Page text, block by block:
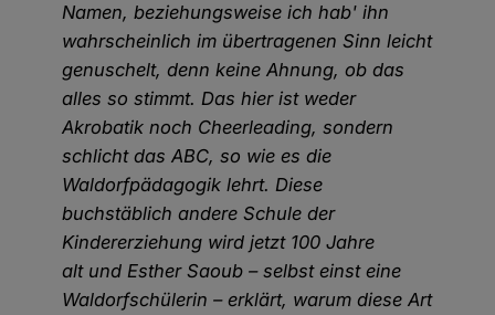
Namen, beziehungsweise ich hab' ihn
wahrscheinlich im übertragenen Sinn leicht
genuschelt, denn keine Ahnung, ob das
alles so stimmt. Das hier ist weder
Akrobatik noch Cheerleading, sondern
schlicht das ABC, so wie es die
Waldorfpädagogik lehrt. Diese
buchstäblich andere Schule der
Kindererziehung wird jetzt 100 Jahre
alt und Esther Saoub – selbst einst eine
Waldorfschülerin – erklärt, warum diese Art